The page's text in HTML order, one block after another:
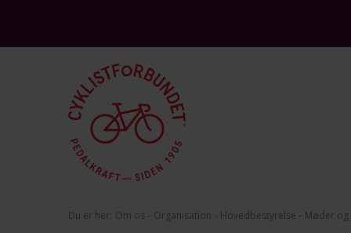
Du er her: Om os Organisation Hovedbestyrelse Møder